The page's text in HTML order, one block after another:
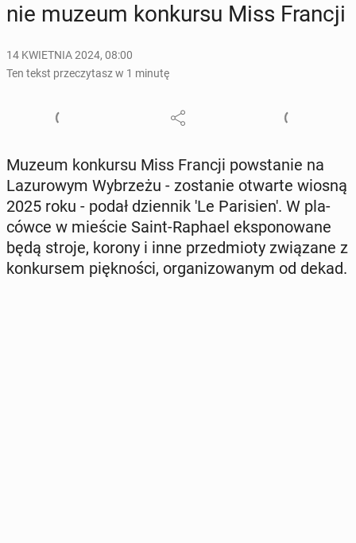
nie muzeum kon­kur­su Miss Francji
14 KWIETNIA 2024, 08:00
Ten tekst przeczytasz w 1 minutę
Muzeum kon­kur­su Miss Francji po­wsta­nie na
La­zu­ro­wym Wy­brze­żu - zo­sta­nie otwarte wiosną
2025 roku - podał dzien­nik 'Le Pa­ri­sie­n'. W pla­
ców­ce w mieście Saint-Raphael eks­po­no­wa­ne
będą stroje, korony i inne przed­mio­ty zwią­za­ne z
kon­kur­sem pięk­no­ści, or­ga­ni­zo­wa­nym od dekad.